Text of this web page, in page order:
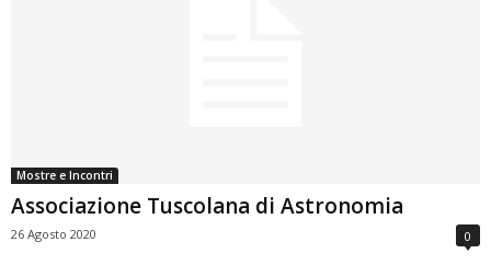
Mostre e Incontri
Associazione Tuscolana di Astronomia
26 Agosto 2020 0